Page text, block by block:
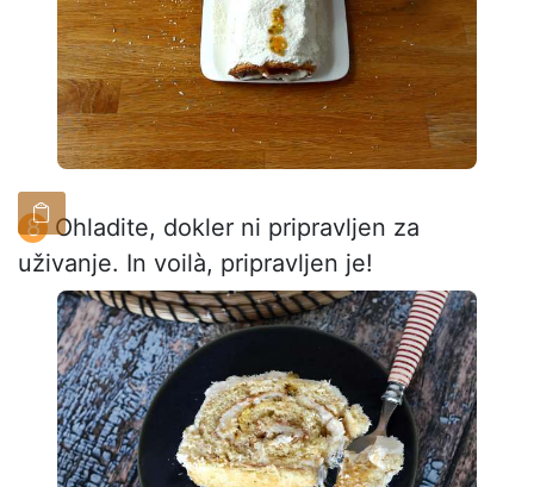
Ohladite, dokler ni pripravljen za
uživanje. In voilà, pripravljen je!